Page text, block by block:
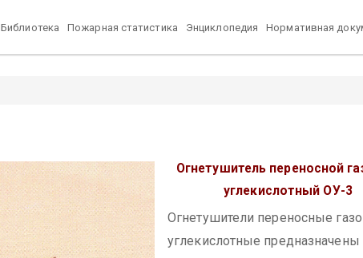
Библиотека Пожарная статистика Энциклопедия Нормативная
Огнетушитель переносной
углекислотный ОУ-3
Огнетушители переносные
углекислотные предназначены